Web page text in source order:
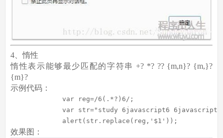
4、惰性
惰性表示能够最少匹配的字符串 +? *? ?? {m,n}? {m,}?
{m}?
示例代码：
var reg=/6(.*?)6/ ;
var str="study 6javascript6
             alert(str.replace(reg,
'$1' ));
效果图：